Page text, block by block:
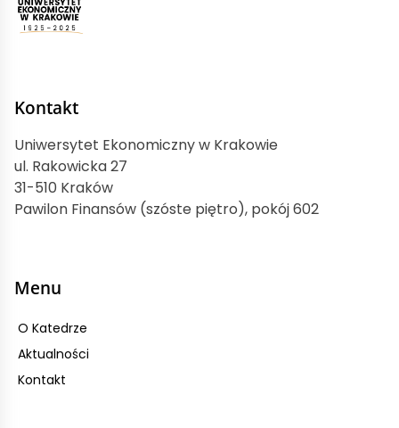
Kontakt
Uniwersytet Ekonomiczny w Krakowie
ul. Rakowicka 27
31-510 Kraków
Pawilon Finansów (szóste piętro), pokój 602
Menu
O Katedrze
Aktualności
Kontakt